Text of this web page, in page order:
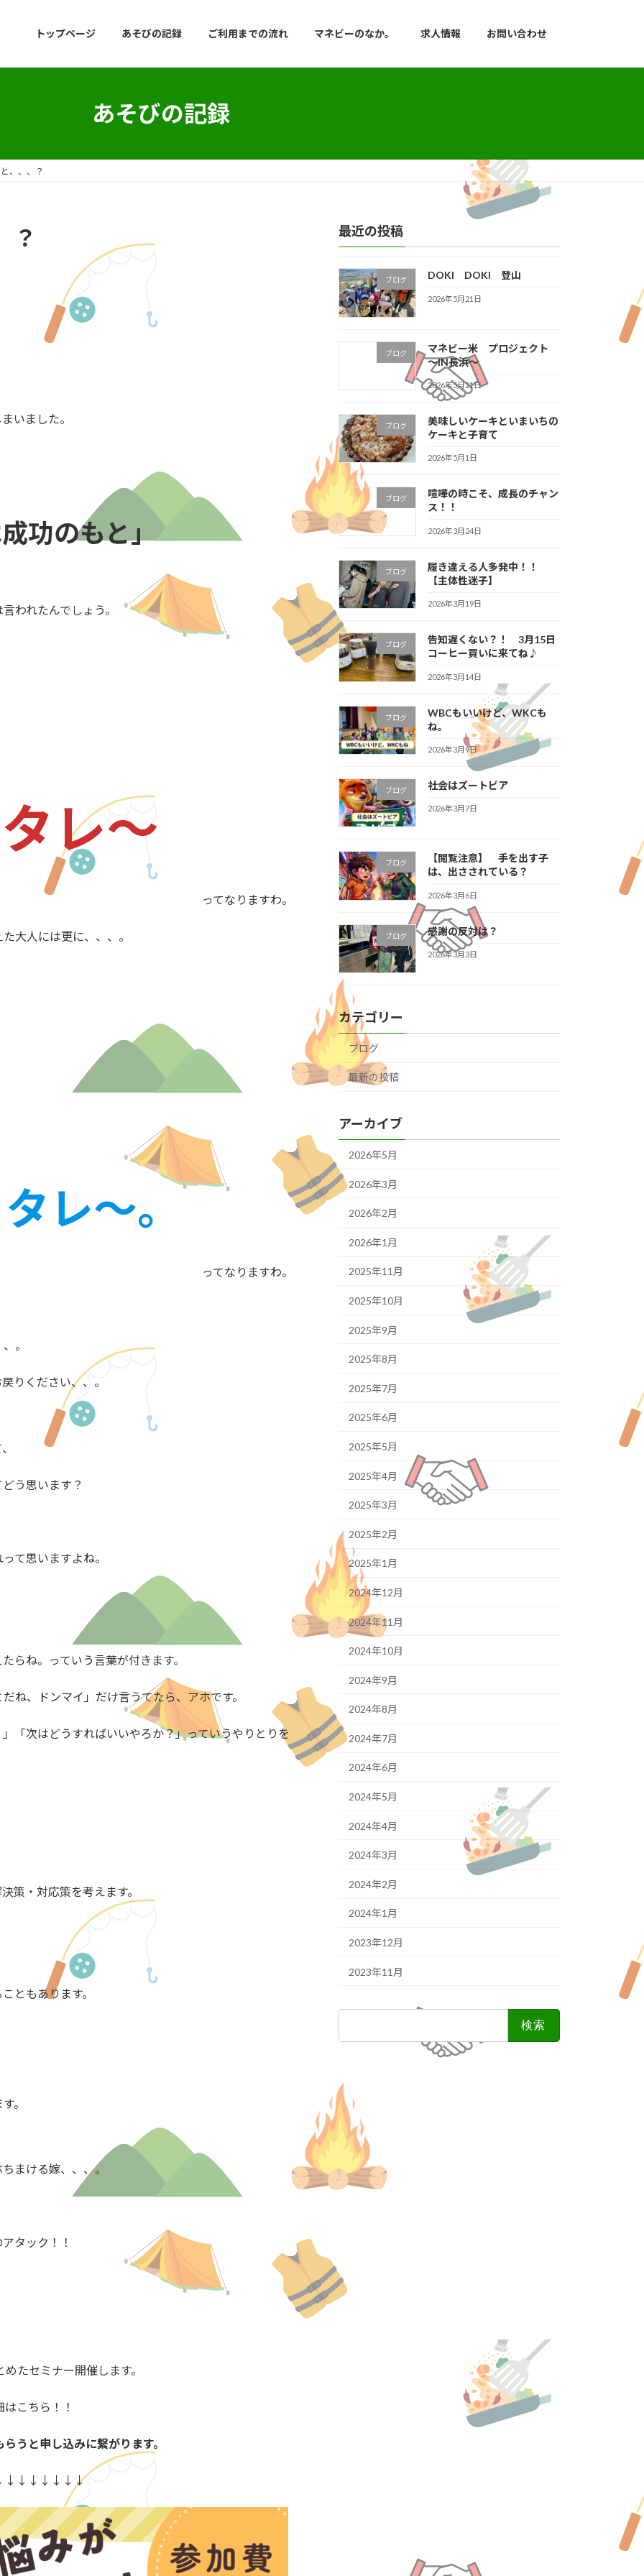
トップページ あそびの記録 ご利用までの流れ マネビーのなか。 求人情報 お問い合わせ
あそびの記録
、、、？
？
いました。
功のもと」
われたんでしょう。
レ～
ってなりますわ。
大人には更に、、、。
レ～。
ってなりますわ。
。
りください、、。
う思います？
て思いますよね。
らね。っていう言葉が付きます。
ね、ドンマイ」だけ言うてたら、アホです。
「次はどうすればいいやろか？」っていうやりとりを
策・対応策を考えます。
ともあります。
。
まける嫁、、、。
タック！！
たセミナー開催します。
はこちら！！
うと申し込みに繋がります。
最近の投稿
ブログ DOKI DOKI 登山
2026年5月21日
ブログ
マネビー米 プロジェクト
～IN長浜～
2026年5月21日
ブログ
美味しいケーキといまいちの
ケーキと子育て
2026年5月1日
ブログ
喧嘩の時こそ、成長のチャン
ス！！
2026年3月24日
ブログ
履き違える人多発中！！
【主体性迷子】
2026年3月19日
ブログ
告知遅くない？！ 3月15日
コーヒー買いに来てね♪
2026年3月14日
ブログ
WBCもいいけど、WKCも
ね。
2026年3月9日
ブログ 社会はズートピア
2026年3月7日
ブログ
【閲覧注意】 手を出す子
は、出さされている？
2026年3月6日
ブログ 感謝の反対は？
2026年3月3日
カテゴリー
ブログ
最新の投稿
アーカイブ
2026年5月
2026年3月
2026年2月
2026年1月
2025年11月
2025年10月
2025年9月
2025年8月
2025年7月
2025年6月
2025年5月
2025年4月
2025年3月
2025年2月
2025年1月
2024年12月
2024年11月
2024年10月
2024年9月
2024年8月
2024年7月
2024年6月
2024年5月
2024年4月
2024年3月
2024年2月
2024年1月
2023年12月
2023年11月